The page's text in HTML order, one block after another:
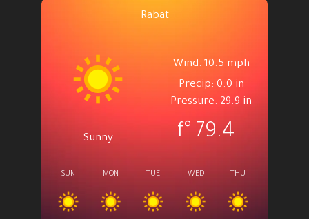
Rabat
Sunny
Wind: 10.5 mph
Precip: 0.0 in
Pressure: 29.9 in
79.4
°f
SUN MON TUE WED THU